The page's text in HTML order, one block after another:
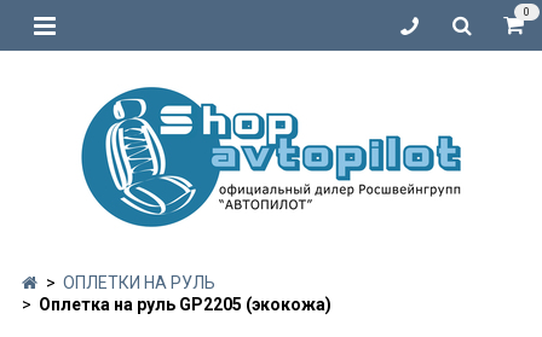
0
ОПЛЕТКИ НА РУЛЬ
Оплетка на руль GP2205 (экокожа)